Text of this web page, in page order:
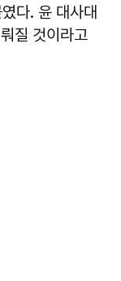
다. 윤 대사대
질 것이라고